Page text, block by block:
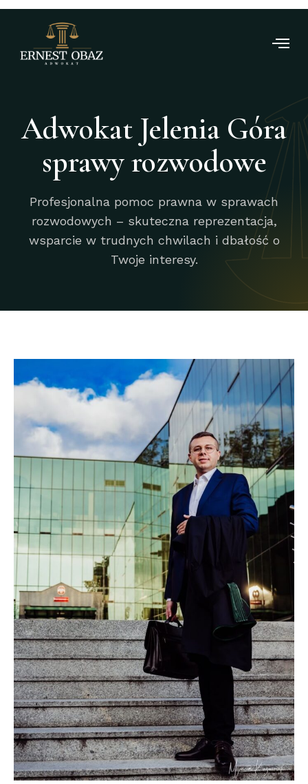
Adwokat Jelenia Góra
sprawy rozwodowe
Profesjonalna pomoc prawna w sprawach
rozwodowych – skuteczna reprezentacja,
wsparcie w trudnych chwilach i dbałość o
Twoje interesy.